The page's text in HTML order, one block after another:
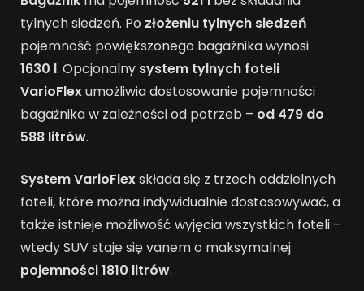
tylnych siedzeń. Po złożeniu tylnych siedzeń
pojemność powiększonego bagażnika wynosi
1630 l. Opcjonalny system tylnych foteli
VarioFlexumożliwia dostosowanie pojemności
bagażnika w zależności od potrzeb – od 479 do
588 litrów.
System VarioFlexskłada się z trzech oddzielnych
foteli, które można indywidualnie dostosowywać, a
także istnieje możliwość wyjęcia wszystkich foteli –
wtedy SUV staje się vanem o maksymalnej
pojemności1810 litrów.